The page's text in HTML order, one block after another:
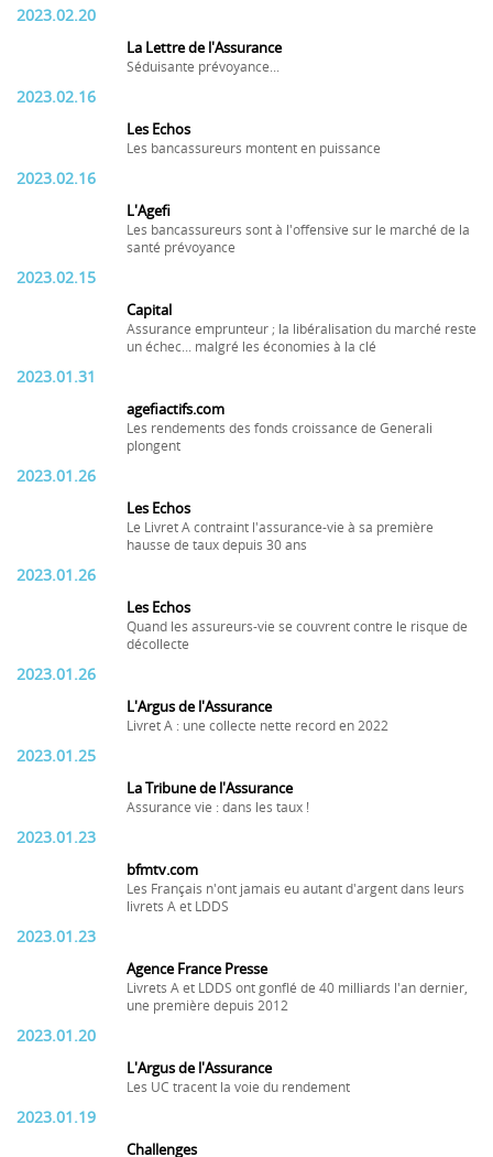
2023.02.20
La Lettre de l'Assurance
Séduisante prévoyance...
2023.02.16
Les Echos
Les bancassureurs montent en puissance
2023.02.16
L'Agefi
Les bancassureurs sont à l'offensive sur le marché de la
santé prévoyance
2023.02.15
Capital
Assurance emprunteur ; la libéralisation du marché reste
un échec... malgré les économies à la clé
2023.01.31
agefiactifs.com
Les rendements des fonds croissance de Generali
plongent
2023.01.26
Les Echos
Le Livret A contraint l'assurance-vie à sa première
hausse de taux depuis 30 ans
2023.01.26
Les Echos
Quand les assureurs-vie se couvrent contre le risque de
décollecte
2023.01.26
L'Argus de l'Assurance
Livret A : une collecte nette record en 2022
2023.01.25
La Tribune de l'Assurance
Assurance vie : dans les taux !
2023.01.23
bfmtv.com
Les Français n'ont jamais eu autant d'argent dans leurs
livrets A et LDDS
2023.01.23
Agence France Presse
Livrets A et LDDS ont gonflé de 40 milliards l'an dernier,
une première depuis 2012
2023.01.20
L'Argus de l'Assurance
Les UC tracent la voie du rendement
2023.01.19
Challenges